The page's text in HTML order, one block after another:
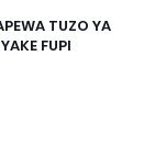
TUZO YA
FUPI